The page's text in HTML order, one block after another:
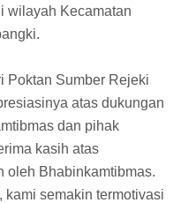
wilayah Kecamatan
Poktan Sumber Rejeki
atas dukungan
dan pihak
kasih atas
oleh Bhabinkamtibmas.
semakin termotivasi